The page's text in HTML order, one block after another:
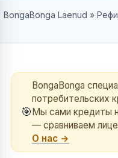
BongaBonga Laenud »
🎯
BongaBonga
потребительских
Мы сами кредиты
— сравниваем
О нас →